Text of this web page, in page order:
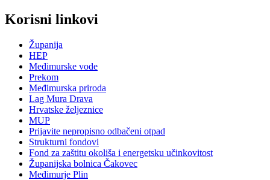
Korisni linkovi
Županija
HEP
Međimurske vode
Prekom
Međimurska priroda
Lag Mura Drava
Hrvatske željeznice
MUP
Prijavite nepropisno odbačeni otpad
Strukturni fondovi
Fond za zaštitu okoliša i energetsku učinkovitost
Županijska bolnica Čakovec
Međimurje Plin